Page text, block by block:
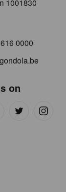
1001830
0000
on